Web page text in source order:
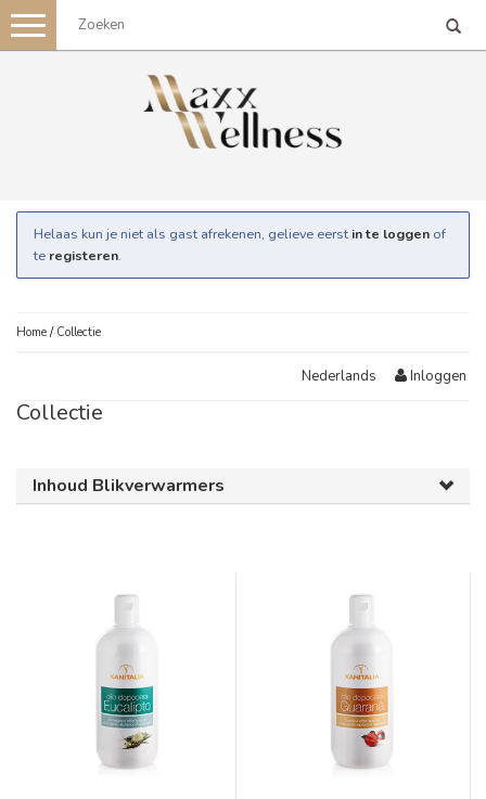
Toggle
navigation
Helaas kun je niet als gast afrekenen, gelieve eerst in te loggen of
te registeren.
Home / Collectie
Nederlands Inloggen
Collectie
Inhoud Blikverwarmers